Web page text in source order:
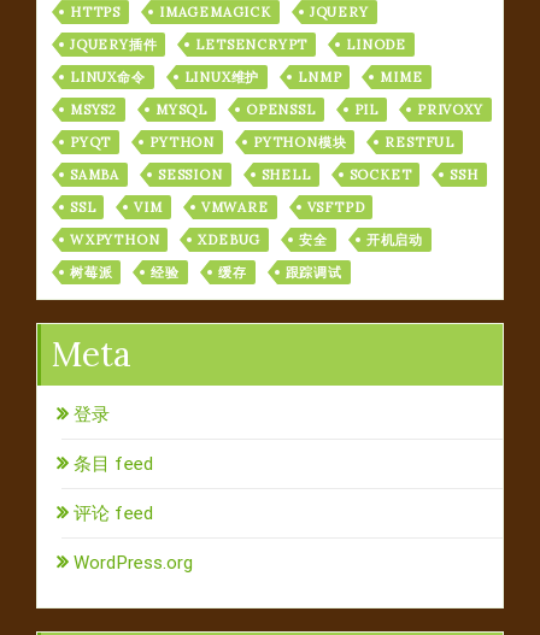
HTTPS
IMAGEMAGICK
JQUERY
JQUERY插件
LETSENCRYPT
LINODE
LINUX命令
LINUX维护 LNMP
MIME
MSYS2
MYSQL OPENSSL PIL
PRIVOXY
PYQT
PYTHON PYTHON模块
RESTFUL
SAMBA
SESSION SHELL SOCKET
SSH
SSL
VIM VMWARE
VSFTPD
WXPYTHON
XDEBUG 安全
开机启动
树莓派
经验 缓存 跟踪调试
Meta
登录
条目 feed
评论 feed
WordPress.org